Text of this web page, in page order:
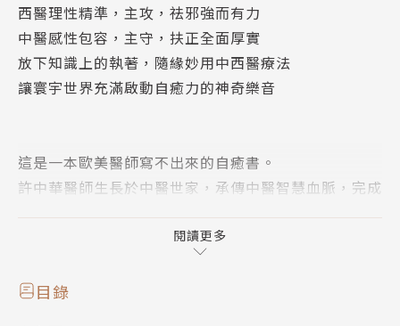
西醫理性精準，主攻，祛邪強而有力
中醫感性包容，主守，扶正全面厚實
放下知識上的執著，隨緣妙用中西醫療法
讓寰宇世界充滿啟動自癒力的神奇樂音
這是一本歐美醫師寫不出來的自癒書。
許中華醫師生長於中醫世家，承傳中醫智慧血脈，完成
藥研究所從事研究。行醫三十餘年，臨床診療六十多萬
人次，理性與感性、傳統與現代、典籍與實證、偶然或
必然，於他不是矛盾與衝突，而皆是任他靈活運用、因
閱讀更多
目錄